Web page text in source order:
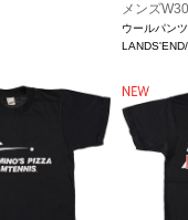
メンズW30
ウールパン